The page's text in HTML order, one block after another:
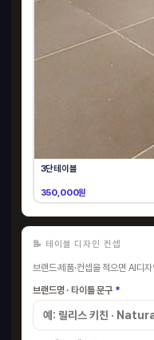
3단테이블
350,000원
📝 테이블 디자인 컨셉
브랜드·제품·컨셉을 적으면 AI디
브랜드명 · 타이틀 문구 *